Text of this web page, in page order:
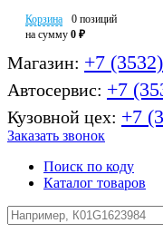
Корзина
0 позиций
на сумму 0 ₽
Магазин: +7
Автосервис: +7
Кузовной цех: +7
Заказать звонок
Поиск по коду
Каталог товаров